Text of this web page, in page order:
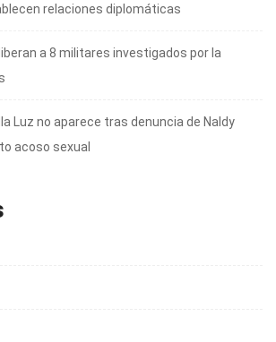
relaciones diplomáticas
a 8 militares investigados por la
Luz no aparece tras denuncia de Naldy
acoso sexual